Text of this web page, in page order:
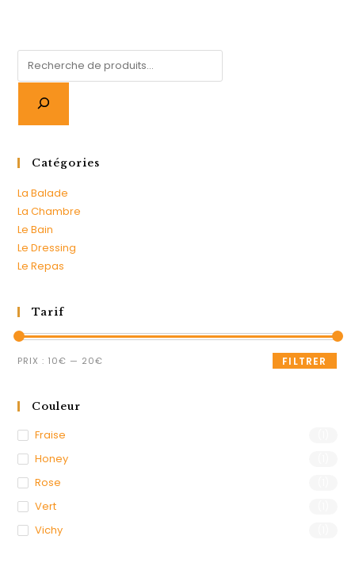
Catégories
La Balade
La Chambre
Le Bain
Le Dressing
Le Repas
Tarif
FILTRER
PRIX : 10€ — 20€
Couleur
Fraise
Honey
Rose
Vert
Vichy